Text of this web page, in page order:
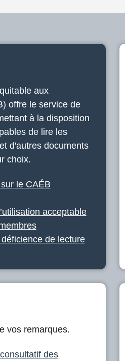
aux
offre le service de
à la disposition
de lire les
d'autres documents
choix.
le CAÉB
acceptable
de lecture
vos remarques.
des